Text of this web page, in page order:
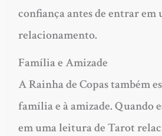
confiança antes de entrar em
relacionamento.
Família e Amizade
A Rainha de Copas também
família e à amizade. Quando
em uma leitura de Tarot